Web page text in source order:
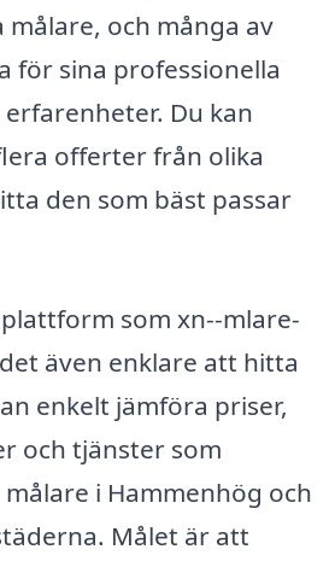
målare, och många av
för sina professionella
Du kan
offerter från olika
den som bäst passar
som xn--mlare-
även enklare att hitta
enkelt jämföra priser,
och tjänster som
i Hammenhög och
Målet är att